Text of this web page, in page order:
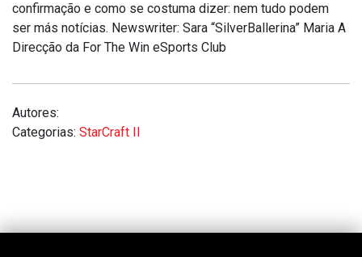
confirmação e como se costuma dizer: nem tudo podem
ser más notícias. Newswriter: Sara “SilverBallerina” Maria A
Direcção da For The Win eSports Club
Autores:
Categorias: StarCraft II